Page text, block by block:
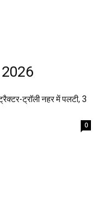
ट्रॉली नहर में पलटी, 3
0